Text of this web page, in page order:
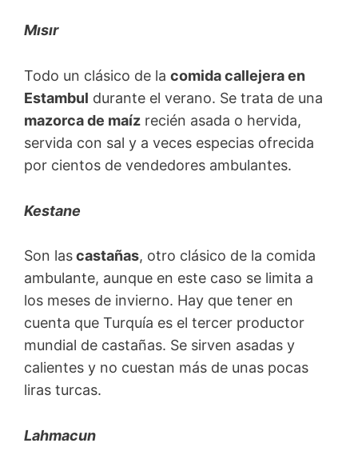
Mısır
Todo un clásico de la comida callejera en
Estambul durante el verano. Se trata de una
mazorca de maíz recién asada o hervida,
servida con sal y a veces especias ofrecida
por cientos de vendedores ambulantes.
Kestane
Son lascastañas, otro clásico de la comida
ambulante, aunque en este caso se limita a
los meses de invierno. Hay que tener en
cuenta que Turquía es el tercer productor
mundial de castañas. Se sirven asadas y
calientes y no cuestan más de unas pocas
liras turcas.
Lahmacun